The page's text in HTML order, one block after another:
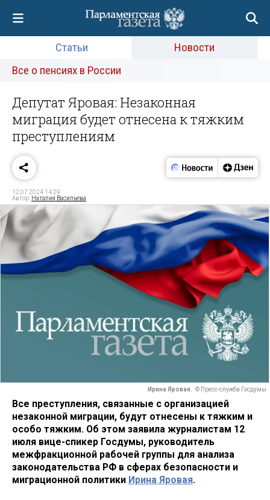
Статьи
Новости
Все о пенсиях в России
Депутат Яровая: Незаконная
миграция будет отнесена к тяжким
преступлениям
12.07.2024 14:29
Автор: Наталия Васильева
Ирина Яровая. © Пресс-служба Госдумы
Все преступления, связанные с организацией
незаконной миграции, будут отнесены к тяжким и
особо тяжким. Об этом заявила журналистам 12
июля вице-спикер Госдумы, руководитель
межфракционной рабочей группы для анализа
законодательства РФ в сферах безопасности и
миграционной политики Ирина Яровая.